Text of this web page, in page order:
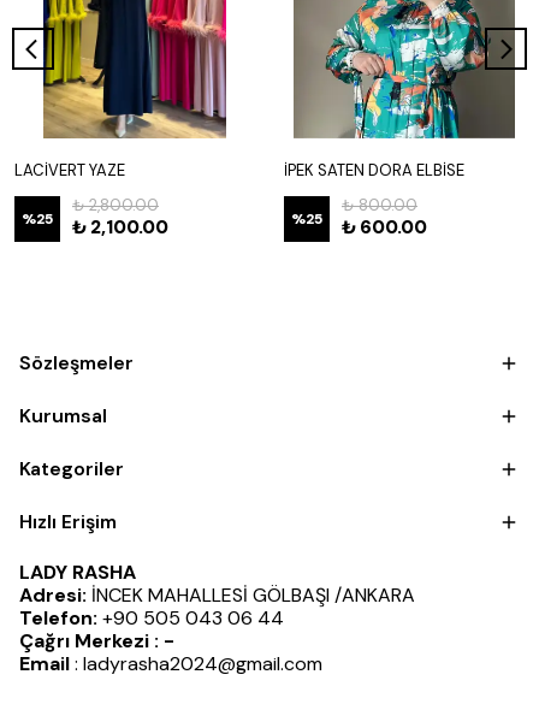
LACİVERT YAZE
%25
₺ 2,800.00
₺ 2,100.00
İPEK SATEN DORA ELBİSE
%25
₺ 800.00
₺ 600.00
Sözleşmeler
Kurumsal
Kategoriler
Hızlı Erişim
LADY RASHA
Adresi: İNCEK MAHALLESİ GÖLBAŞI /ANKARA
Telefon: +90 505 043 06 44
Çağrı Merkezi : -
Email: ladyrasha2024@gmail.com